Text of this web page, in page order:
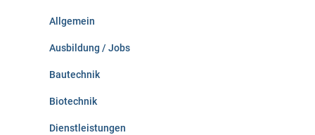
Allgemein
Ausbildung / Jobs
Bautechnik
Biotechnik
Dienstleistungen